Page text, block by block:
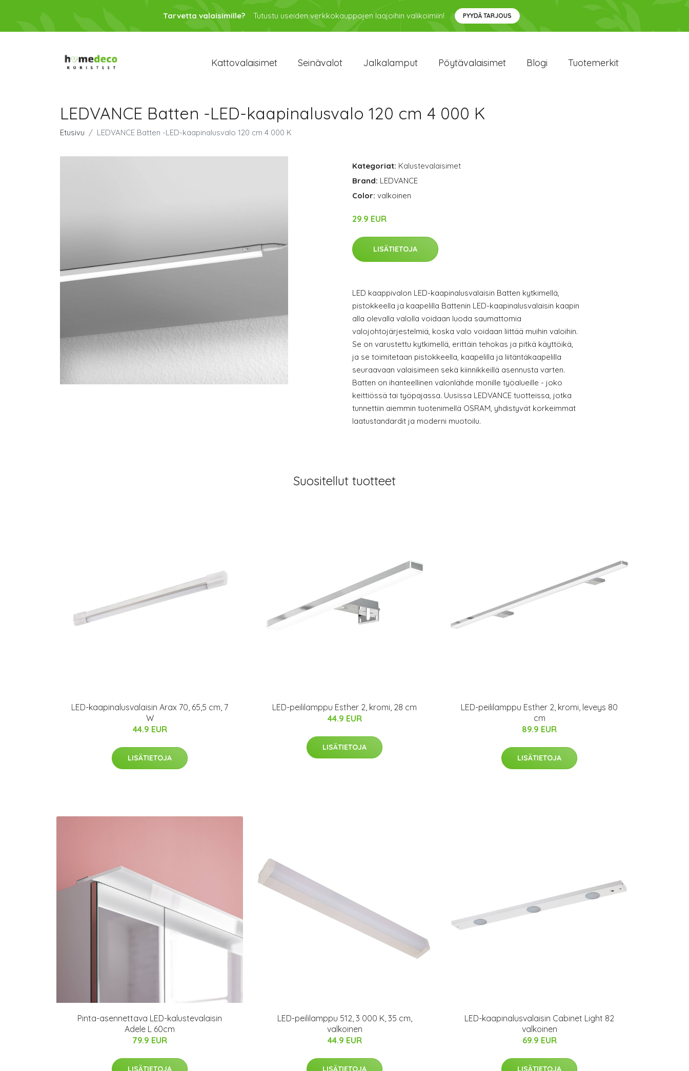
Tarvetta valaisimille? Tutustu useiden verkkokauppojen laajoihin valikoimiin! PYYDÄ TARJOUS
Kattovalaisimet Seinävalot Jalkalamput Pöytävalaisimet Blogi Tuotemerkit
LEDVANCE Batten -LED-kaapinalusvalo 120 cm 4 000 K
Etusivu LEDVANCE Batten -LED-kaapinalusvalo 120 cm 4 000 K
Kategoriat: Kalustevalaisimet
Brand: LEDVANCE
Color: valkoinen
29.9 EUR
LISÄTIETOJA
LED kaappivalon LED-kaapinalusvalaisin Batten kytkimellä,
pistokkeella ja kaapelilla Battenin LED-kaapinalusvalaisin kaapin
alla olevalla valolla voidaan luoda saumattomia
valojohtojärjestelmiä, koska valo voidaan liittää muihin valoihin.
Se on varustettu kytkimellä, erittäin tehokas ja pitkä käyttöikä,
ja se toimitetaan pistokkeella, kaapelilla ja liitäntäkaapelilla
seuraavaan valaisimeen sekä kiinnikkeillä asennusta varten.
Batten on ihanteellinen valonlähde monille työalueille - joko
keittiössä tai työpajassa. Uusissa LEDVANCE tuotteissa, jotka
tunnettiin aiemmin tuotenimellä OSRAM, yhdistyvät korkeimmat
laatustandardit ja moderni muotoilu.
Suositellut tuotteet
LED-kaapinalusvalaisin Arax 70, 65,5 cm, 7
W
44.9 EUR
LISÄTIETOJA
LED-peililamppu Esther 2, kromi, 28 cm
44.9 EUR
LISÄTIETOJA
LED-peililamppu Esther 2, kromi, leveys 80
cm
89.9 EUR
LISÄTIETOJA
Pinta-asennettava LED-kalustevalaisin
Adele L 60cm
79.9 EUR
LISÄTIETOJA
LED-peililamppu 512, 3 000 K, 35 cm,
valkoinen
44.9 EUR
LISÄTIETOJA
LED-kaapinalusvalaisin Cabinet Light 82
valkoinen
69.9 EUR
LISÄTIETOJA